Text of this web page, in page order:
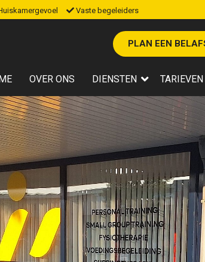
Vaste begeleiders
PLAN EEN
OVER ONS DIENSTEN TARIEVEN